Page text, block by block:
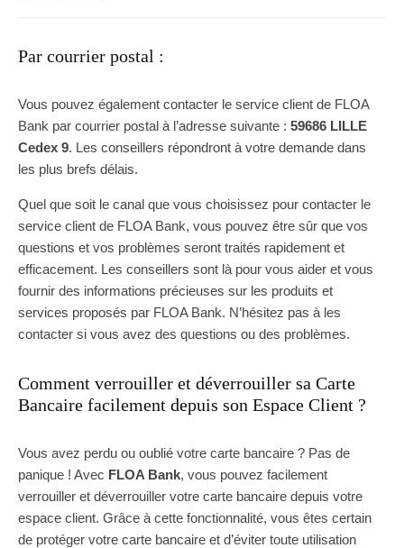
Par courrier postal :
Vous pouvez également contacter le service client de FLOA
Bank par courrier postal à l’adresse suivante : 59686 LILLE
Cedex 9. Les conseillers répondront à votre demande dans
les plus brefs délais.
Quel que soit le canal que vous choisissez pour contacter le
service client de FLOA Bank, vous pouvez être sûr que vos
questions et vos problèmes seront traités rapidement et
efficacement. Les conseillers sont là pour vous aider et vous
fournir des informations précieuses sur les produits et
services proposés par FLOA Bank. N’hésitez pas à les
contacter si vous avez des questions ou des problèmes.
Comment verrouiller et déverrouiller sa Carte
Bancaire facilement depuis son Espace Client ?
Vous avez perdu ou oublié votre carte bancaire ? Pas de
panique ! Avec FLOA Bank, vous pouvez facilement
verrouiller et déverrouiller votre carte bancaire depuis votre
espace client. Grâce à cette fonctionnalité, vous êtes certain
de protéger votre carte bancaire et d’éviter toute utilisation